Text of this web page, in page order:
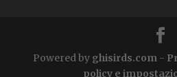
Powered by ghisirds.com -
policy e